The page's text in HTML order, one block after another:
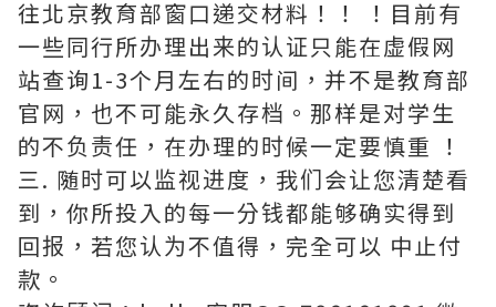
往北京教育部窗口递交材料！！ ！目前有
一些同行所办理出来的认证只能在虚假网
站查询1-3个月左右的时间，并不是教育部
官网，也不可能永久存档。那样是对学生
的不负责任，在办理的时候一定要慎重 ！
三. 随时可以监视进度，我们会让您清楚看
到，你所投入的每一分钱都能够确实得到
回报，若您认为不值得，完全可以 中止付
款。